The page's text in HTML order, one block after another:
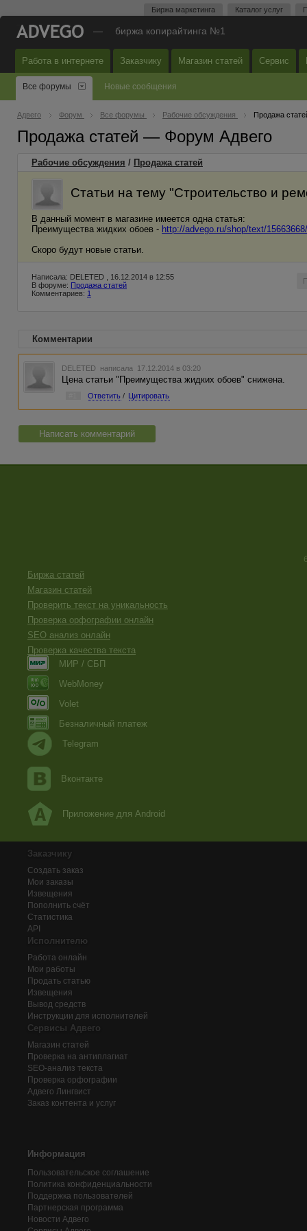
Биржа маркетинга Каталог услуг
— биржа копирайтинга №1
Работа в интернете Заказчику Магазин статей Сервис
Все форумы Новые сообщения
Адвего Форум Все форумы Рабочие обсуждения Продажа
Продажа статей — Форум Адвего
Рабочие обсуждения / Продажа статей
Статьи на тему "Строительство и
В данный момент в магазине имеется одна статья:
Преимущества жидких обоев - http://advego.ru/shop/text/
Скоро будут новые статьи.
Написала: DELETED , 16.12.2014 в 12:55
В форуме: Продажа статей
Комментариев: 1
Комментарии
DELETED написала 17.12.2014 в 03:20
Цена статьи "Преимущества жидких обоев" снижена.
Ответить / Цитировать
Написать комментарий
Биржа статей
Магазин статей
Проверить текст на уникальность
Проверка орфографии онлайн
SEO анализ онлайн
Проверка качества текста
МИР / СБП
WebMoney
Volet
Безналичный платеж
Telegram
Вконтакте
Приложение для Android
Заказчику
Создать заказ
Мои заказы
Извещения
Пополнить счёт
Статистика
API
Исполнителю
Работа онлайн
Мои работы
Продать статью
Извещения
Вывод средств
Инструкции для исполнителей
Сервисы Адвего
Магазин статей
Проверка на антиплагиат
SEO-анализ текста
Проверка орфографии
Адвего Лингвист
Заказ контента и услуг
Информация
Пользовательское соглашение
Политика конфиденциальности
Поддержка пользователей
Партнерская программа
Новости Адвего